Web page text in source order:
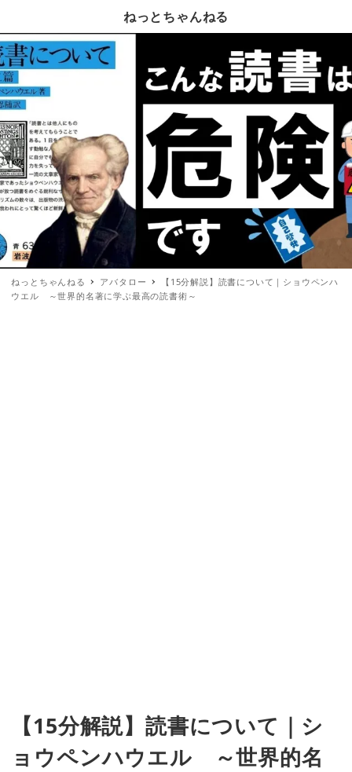
ねっとちゃんねる
ねっとちゃんねる アバタロー
【15分解説】読書について｜ショウペンハ
ウエル ～世界的名著に学ぶ最高の読書術～
【15分解説】読書について｜シ
ョウペンハウエル ～世界的名